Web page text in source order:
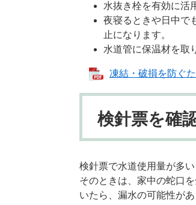
水抜き栓を有効に活
夜寝るときや日中で
止になります。
水道管に保温材を取
凍結・破損を防ぐ
検針票を確
検針票で水道使用量が多
そのときは、家中の蛇口
いたら、漏水の可能性があ